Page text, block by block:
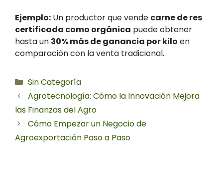
Ejemplo: Un productor que vende carne de res
certificada como orgánica puede obtener
hasta un 30% más de ganancia por kilo en
comparación con la venta tradicional.
Categorías
Sin Categoría
Agrotecnología: Cómo la Innovación Mejora
las Finanzas del Agro
Cómo Empezar un Negocio de
Agroexportación Paso a Paso